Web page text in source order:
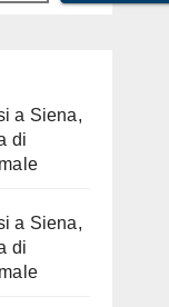
a Siena,
di
a Siena,
di